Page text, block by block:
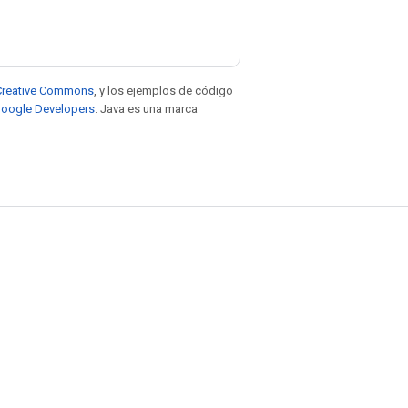
Commons , y los ejemplos de código
Developers . Java es una marca